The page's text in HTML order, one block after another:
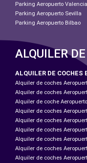
Parking Aeropuerto Valencia
Parking Aeropuerto Sevilla
Parking Aeropuerto Bilbao
ALQUILER
ALQUILER DE COCHES
Alquiler de coches
Alquiler de coches
Alquiler de coche
Alquiler de coches
Alquiler de coches
Alquiler de coches
Alquiler de coches
Alquiler de coches
Alquiler de coches